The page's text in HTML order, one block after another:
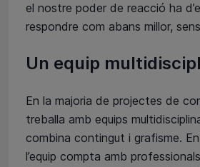
el nostre poder de reacció ha
respondre com abans millor,
Un equip
En la majoria de projectes de
treballa amb equips
combina contingut i grafisme.
l’equip compta amb